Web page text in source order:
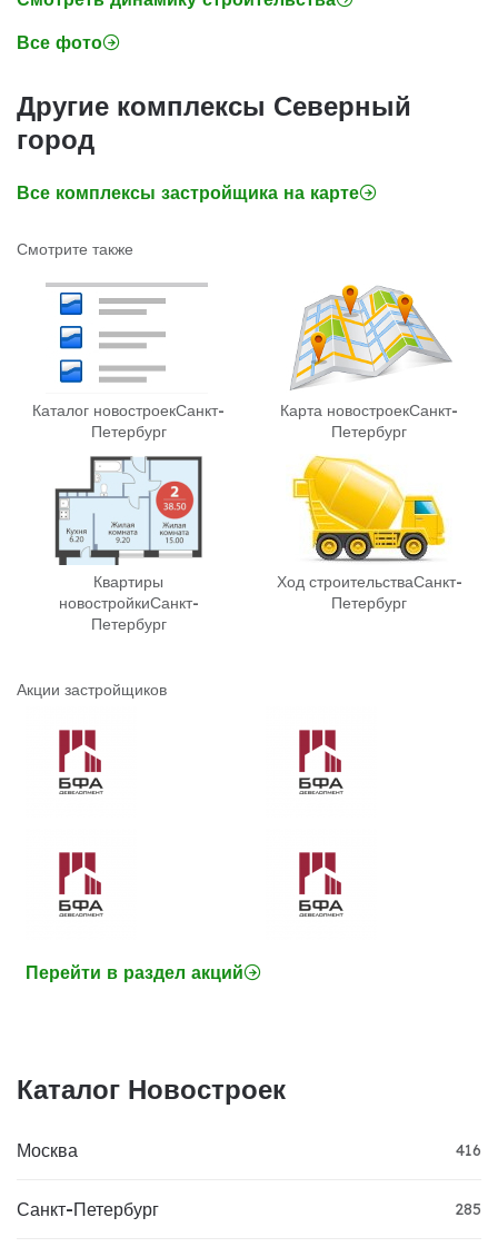
Все фото
Другие комплексы Северный
город
Все комплексы застройщика на карте
Смотрите также
Каталог новостроекСанкт-
Петербург
Карта новостроекСанкт-
Петербург
Квартиры
новостройкиСанкт-
Петербург
Ход строительстваСанкт-
Петербург
Акции застройщиков
Перейти в раздел акций
Каталог Новостроек
Москва 416
Санкт-Петербург 285